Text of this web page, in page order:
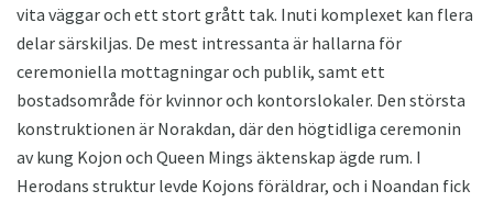
vita väggar och ett stort grått tak. Inuti komplexet kan flera
delar särskiljas. De mest intressanta är hallarna för
ceremoniella mottagningar och publik, samt ett
bostadsområde för kvinnor och kontorslokaler. Den största
konstruktionen är Norakdan, där den högtidliga ceremonin
av kung Kojon och Queen Mings äktenskap ägde rum. I
Herodans struktur levde Kojons föräldrar, och i Noandan fick